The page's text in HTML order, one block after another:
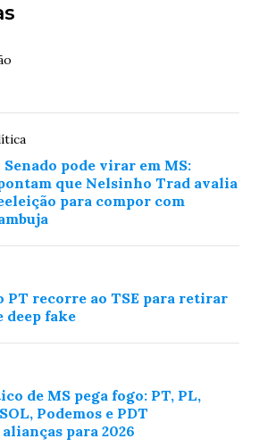
pode virar em MS:
que Nelsinho Trad avalia
para compor com
PT recorre ao TSE para retirar
deep fake
de MS pega fogo: PT, PL,
Podemos e PDT
para 2026